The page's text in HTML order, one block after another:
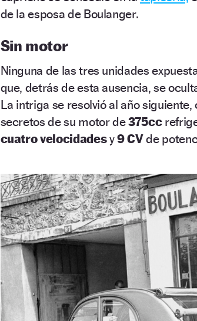
de la esposa de Boulanger.
Sin motor
Ninguna de las tres unidades
que, detrás de esta ausencia, se
La intriga se resolvió al año
secretos de su motor de375cc
cuatro velocidadesy9 CVde